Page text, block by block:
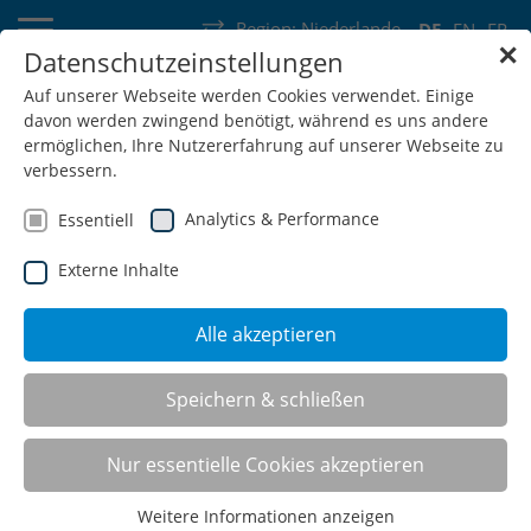
DE EN FR
Region: Niederlande
Deutschland Schweiz Österreich Belgien Frankreich
Luxemburg Niederlande Wallonie
SHOP
Feuerwehrschränke
Die Feuerwehrschränke wurden in enger Zusammenarbeit
mit erfahrenen Fachleuten konzipiert. Technisch auf dem
✕
Datenschutzeinstellungen
Auf unserer Webseite werden Cookies verwendet. Einige
davon werden zwingend benötigt, während es uns andere
ermöglichen, Ihre Nutzererfahrung auf unserer Webseite zu
verbessern.
Essentiell Analytics & Performance
Externe Inhalte
Alle akzeptieren
Speichern & schließen
Nur essentielle Cookies akzeptieren
Weitere Informationen anzeigen